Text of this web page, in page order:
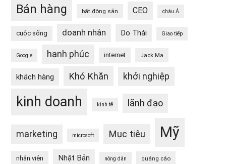
Bán hàng bất động sản CEO châu Á
cuộc sống doanh nhân Do Thái Giao tiếp
Google hạnh phúc internet Jack Ma
khách hàng Khó Khăn khởi nghiệp
kinh doanh kinh tế lãnh đạo
marketing microsoft Mục tiêu Mỹ
nhân viên Nhật Bản nông dân quảng cáo